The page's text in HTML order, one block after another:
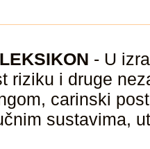
- U
riziku i druge
carinski
sustavima,